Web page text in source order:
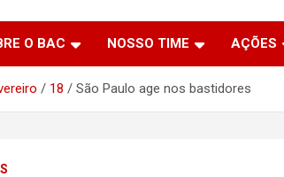
Colorada
O BAC NOSSO TIME AÇÕES
18 São Paulo age nos bastidores